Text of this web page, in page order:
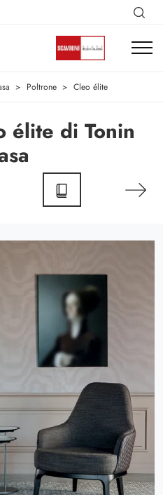
> Poltrone > Cleo élite
élite di Tonin